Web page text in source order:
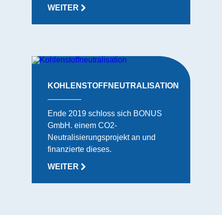
WEITER
KOHLENSTOFFNEUTRALISATION
Ende 2019 schloss sich BONUS
GmbH. einem CO2-
Neutralisierungsprojekt an und
finanzierte dieses.
WEITER